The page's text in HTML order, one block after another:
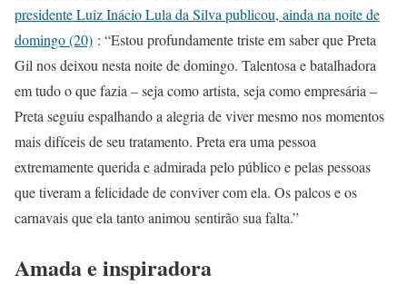
presidente Luiz Inácio Lula da Silva publicou, ainda na noite de
domingo (20) : “Estou profundamente triste em saber que Preta
Gil nos deixou nesta noite de domingo. Talentosa e batalhadora
em tudo o que fazia – seja como artista, seja como empresária –
Preta seguiu espalhando a alegria de viver mesmo nos momentos
mais difíceis de seu tratamento. Preta era uma pessoa
extremamente querida e admirada pelo público e pelas pessoas
que tiveram a felicidade de conviver com ela. Os palcos e os
carnavais que ela tanto animou sentirão sua falta.”
Amada e inspiradora